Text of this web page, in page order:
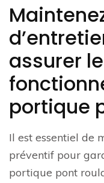
assurer
portique
Il est essentiel de
préventif pour
portique pont